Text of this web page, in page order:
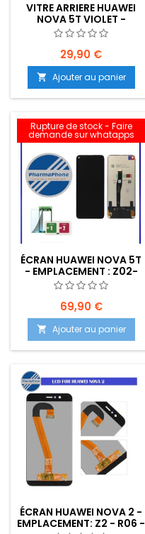
VITRE ARRIERE HUAWEI
NOVA 5T VIOLET -
EMPLACEMENT: Z2 R15
E48
29,90 €
 Ajouter au panier
Rupture de stock - Faire
demande sur whatapps
ÉCRAN HUAWEI NOVA 5T
- EMPLACEMENT : Z02-
R10-E07
69,90 €
 Ajouter au panier
ÉCRAN HUAWEI NOVA 2 -
EMPLACEMENT: Z2 - R06 -